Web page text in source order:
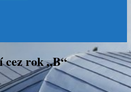
cez rok „B“